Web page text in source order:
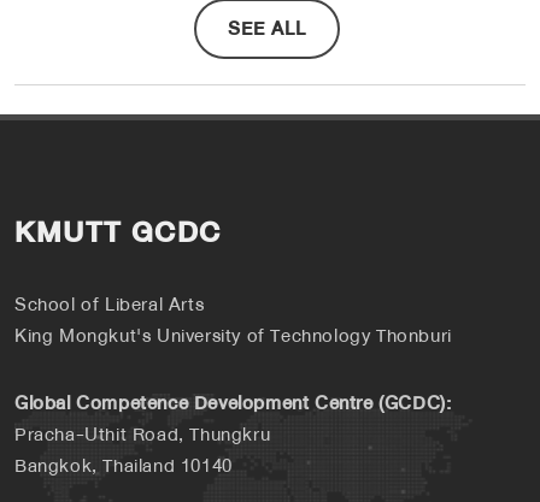
SEE ALL
KMUTT GCDC
School of Liberal Arts
King Mongkut's University of Technology Thonburi
Global Competence Development Centre (GCDC):
Pracha-Uthit Road, Thungkru
Bangkok, Thailand 10140